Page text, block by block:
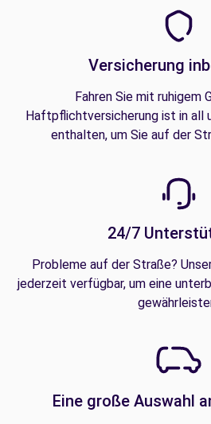
Versicherung
Fahren Sie mit ruhigem
Haftpflichtversicherung ist in all
enthalten, um Sie auf der
24/7
Probleme auf der Straße?
jederzeit verfügbar, um eine
Eine große Auswahl